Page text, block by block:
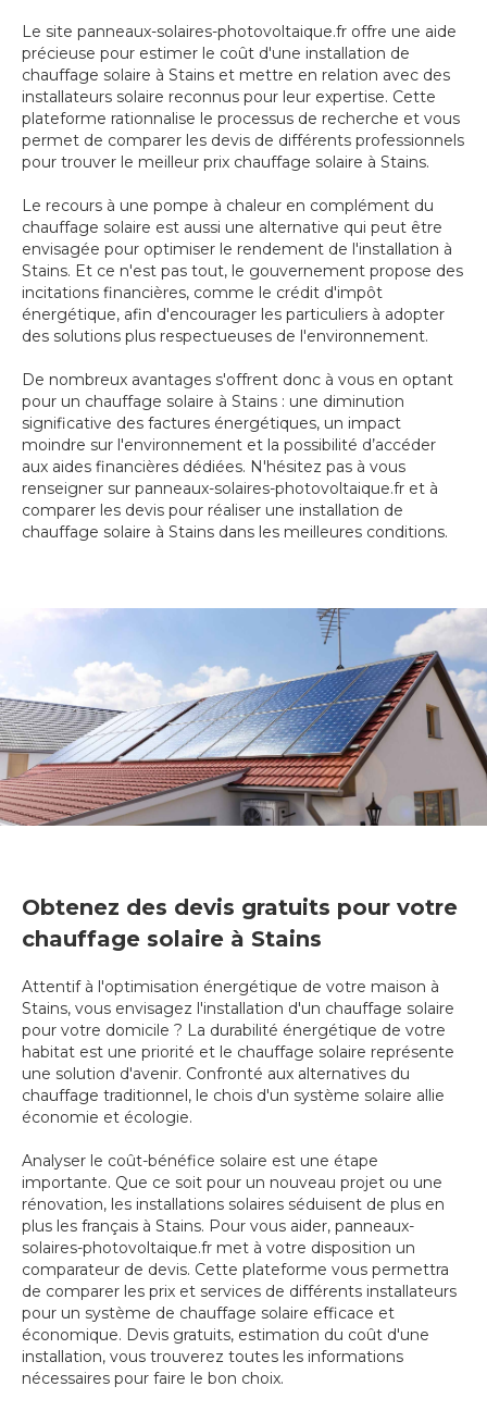
Le site panneaux-solaires-photovoltaique.fr offre une aide
précieuse pour estimer le coût d'une installation de
chauffage solaire à Stains et mettre en relation avec des
installateurs solaire reconnus pour leur expertise. Cette
plateforme rationnalise le processus de recherche et vous
permet de comparer les devis de différents professionnels
pour trouver le meilleur prix chauffage solaire à Stains.
Le recours à une pompe à chaleur en complément du
chauffage solaire est aussi une alternative qui peut être
envisagée pour optimiser le rendement de l'installation à
Stains. Et ce n'est pas tout, le gouvernement propose des
incitations financières, comme le crédit d'impôt
énergétique, afin d'encourager les particuliers à adopter
des solutions plus respectueuses de l'environnement.
De nombreux avantages s'offrent donc à vous en optant
pour un chauffage solaire à Stains : une diminution
significative des factures énergétiques, un impact
moindre sur l'environnement et la possibilité d’accéder
aux aides financières dédiées. N'hésitez pas à vous
renseigner sur panneaux-solaires-photovoltaique.fr et à
comparer les devis pour réaliser une installation de
chauffage solaire à Stains dans les meilleures conditions.
Obtenez des devis gratuits pour votre
chauffage solaire à Stains
Attentif à l'optimisation énergétique de votre maison à
Stains, vous envisagez l'installation d'un chauffage solaire
pour votre domicile ? La durabilité énergétique de votre
habitat est une priorité et le chauffage solaire représente
une solution d'avenir. Confronté aux alternatives du
chauffage traditionnel, le chois d'un système solaire allie
économie et écologie.
Analyser le coût-bénéfice solaire est une étape
importante. Que ce soit pour un nouveau projet ou une
rénovation, les installations solaires séduisent de plus en
plus les français à Stains. Pour vous aider, panneaux-
solaires-photovoltaique.fr met à votre disposition un
comparateur de devis. Cette plateforme vous permettra
de comparer les prix et services de différents installateurs
pour un système de chauffage solaire efficace et
économique. Devis gratuits, estimation du coût d'une
installation, vous trouverez toutes les informations
nécessaires pour faire le bon choix.